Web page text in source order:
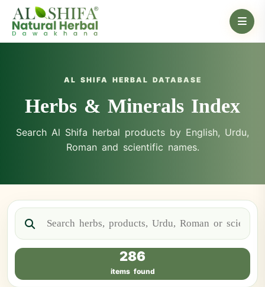
AL SHIFA HERBAL DATABASE
Herbs & Minerals Index
Search Al Shifa herbal products by English, Urdu,
Roman and scientific names.
286
items found